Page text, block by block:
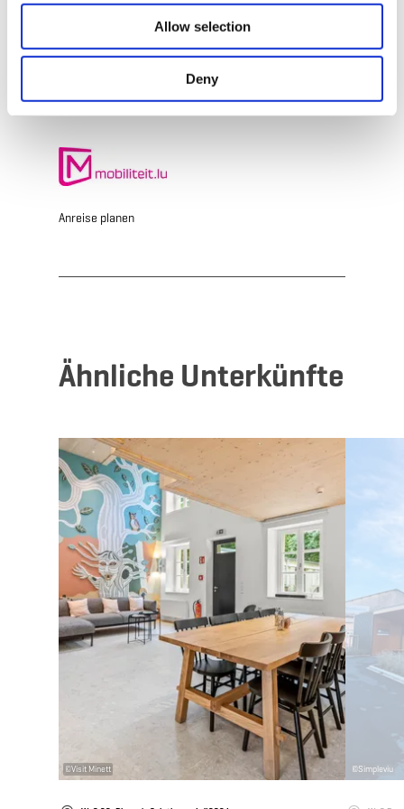
Allow selection
Deny
E-Mail: bamhaiser@villeesch.lu
Anreise planen
Ähnliche Unterkünfte
©Visit Minett ©Simpleviu